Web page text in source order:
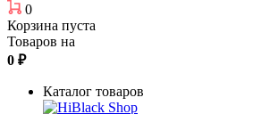
0
Корзина пуста
Товаров на
0 ₽
Каталог товаров